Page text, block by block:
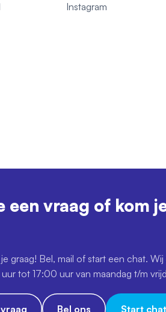
Instagram
een vraag of kom
graag! Bel, mail of start een chat.
tot 17:00 uur van maandag t/m
Bel ons Start chat